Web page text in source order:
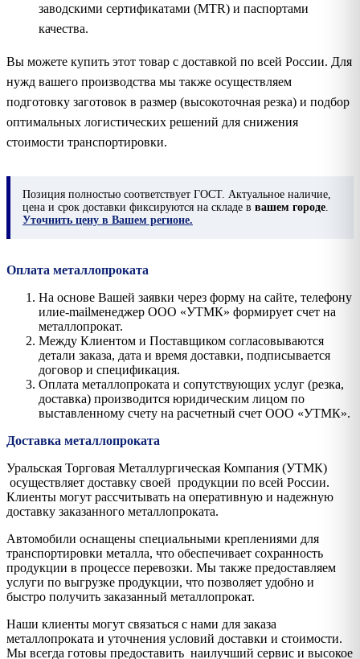
заводскими сертификатами (MTR) и паспортами
качества.
Вы можете купить этот товар с доставкой по всей России. Для
нужд вашего производства мы также осуществляем
подготовку заготовок в размер (высокоточная резка) и подбор
оптимальных логистических решений для снижения
стоимости транспортировки.
Позиция полностью соответствует ГОСТ. Актуальное наличие,
цена и срок доставки фиксируются на складе в вашем городе
Уточнить цену в Вашем регионе.
Оплата металлопроката
На основе Вашей заявки через форму на сайте, телефону
илиe-mailменеджер ООО «УТМК» формирует счет на
металлопрокат.
Между Клиентом и Поставщиком согласовываются
детали заказа, дата и время доставки, подписывается
договор и спецификация.
Оплата металлопроката и сопутствующих услуг (резка,
доставка) производится юридическим лицом по
выставленному счету на расчетный счет ООО «УТМК».
Доставка металлопроката
Уральская Торговая Металлургическая Компания (УТМК)
осуществляет доставку своей продукции по всей России.
Клиенты могут рассчитывать на оперативную и надежную
доставку заказанного металлопроката.
Автомобили оснащены специальными креплениями для
транспортировки металла, что обеспечивает сохранность
продукции в процессе перевозки. Мы также предоставляем
услуги по выгрузке продукции, что позволяет удобно и
быстро получить заказанный металлопрокат.
Наши клиенты могут связаться с нами для заказа
металлопроката и уточнения условий доставки и стоимости.
Мы всегда готовы предоставить наилучший сервис и высокое